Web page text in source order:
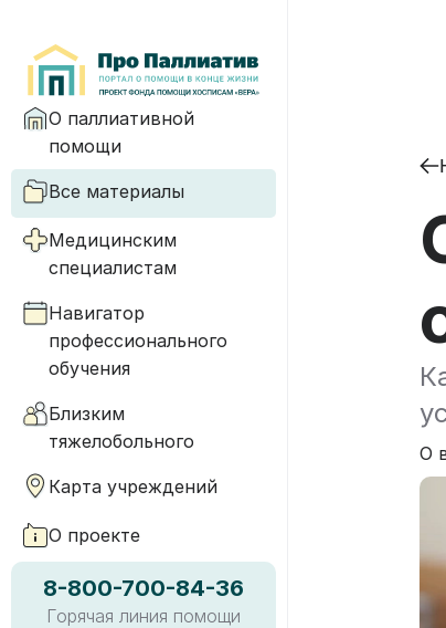
О паллиативной
помощи
Все материалы
Медицинским
специалистам
Навигатор
профессионального
обучения
Близким
тяжелобольного
Карта учреждений
О проекте
8-800-700-84-36
Горячая линия помощи
О